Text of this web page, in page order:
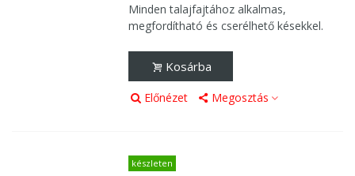
Minden talajfajtához alkalmas,
megfordítható és cserélhető késekkel.
Kosárba
Előnézet Megosztás
készleten